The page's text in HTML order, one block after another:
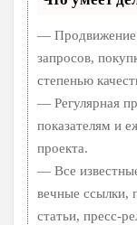
— Продвижение
запросов,
степенью
— Регулярная
показателям и
проекта.
— Все
вечные ссылки,
статьи, пресс-